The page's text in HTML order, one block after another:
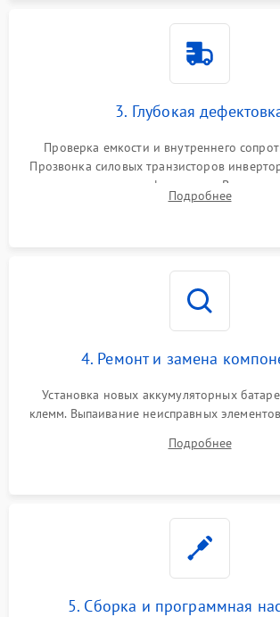
3. Глубокая
Проверка емкости и внутреннего
Прозвонка силовых транзисторов
переключения и трансформатора.
конденсаторов и прогаров на
Подробнее
4. Ремонт и замена
Установка новых аккумуляторных
клемм. Выпаивание неисправных
цепи зарядки и монтаж новых
Восстановление поврежденных
Подробнее
5. Сборка и программная